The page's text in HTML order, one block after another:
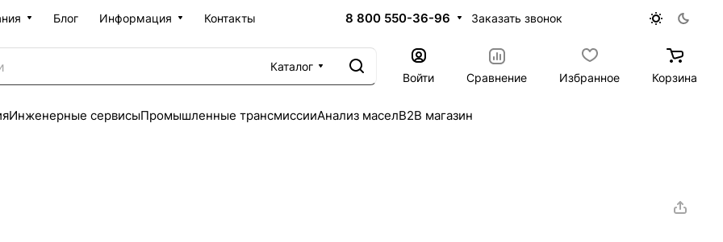
Блог Информация Контакты 8 800 550-36-96 Заказать звонок
Каталог
Войти
Сравнение Избранное Корзина
Инженерные сервисыПромышленные трансмиссииАнализ маселB2B магазин